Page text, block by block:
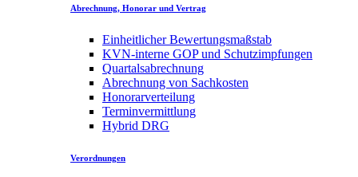
Abrechnung, Honorar und Vertrag
Einheitlicher Bewertungsmaßstab
KVN-interne GOP und Schutzimpfungen
Quartalsabrechnung
Abrechnung von Sachkosten
Honorarverteilung
Terminvermittlung
Hybrid DRG
Verordnungen